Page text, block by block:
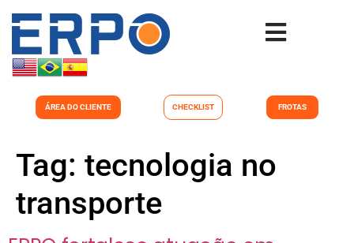
ÁREA DO CLIENTE CHECKLIST FROTAS
Tag: tecnologia no
transporte